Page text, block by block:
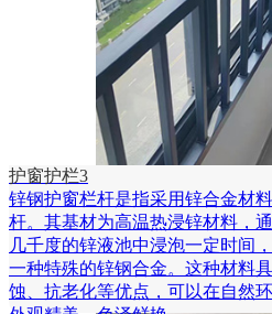
护窗护栏3
锌钢护窗栏杆是指采用锌合金材
杆。其基材为高温热浸锌材料，
几千度的锌液池中浸泡一定时间
一种特殊的锌钢合金。这种材料
蚀、抗老化等优点，可以在自然